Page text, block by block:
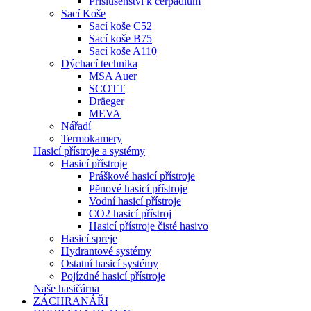
Sací Koše
Sací koše C52
Sací koše B75
Sací koše A110
Dýchací technika
MSA Auer
SCOTT
Dräeger
MEVA
Nářadí
Termokamery
Hasicí přístroje a systémy
Hasicí přístroje
Práškové hasicí přístroje
Pěnové hasicí přístroje
Vodní hasicí přístroje
CO2 hasicí přístroj
Hasicí přístroje čisté hasivo
Hasicí spreje
Hydrantové systémy
Ostatní hasicí systémy
Pojízdné hasicí přístroje
Naše hasičárna
ZÁCHRANÁŘI